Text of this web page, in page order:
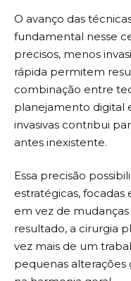
O avanço das
fundamental nesse
precisos, menos
rápida permitem
combinação entre
planejamento digital
invasivas contribui
antes inexistente.
Essa precisão
estratégicas,
em vez de
resultado, a cirurgia
vez mais de um
pequenas alterações